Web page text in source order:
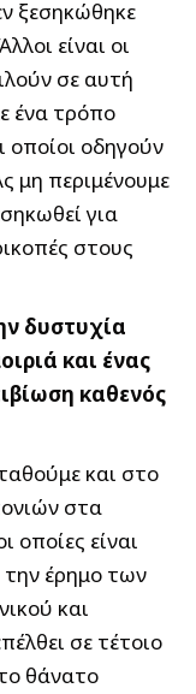
ξεσηκώθηκε
είναι οι
σε αυτή
ένα τρόπο
οποίοι οδηγούν
μη περιμένουμε
για
στους
δυστυχία
και ένας
καθενός
και στο
στα
είναι
την έρημο των
και
σε τέτοιο
θάνατο